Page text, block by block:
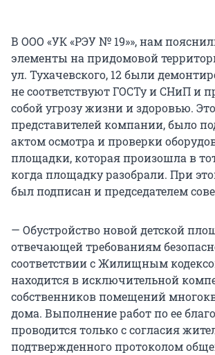
В ООО «УК «РЭУ № 19»», нам
элементы на придомовой
ул. Тухачевского, 12 были
не соответствуют ГОСТу и СНиП и
собой угрозу жизни и здоровью.
представителей компании, было
актом осмотра и проверки
площадки, которая произошла в
когда площадку разобрали. При
был подписан и председателем
— Обустройство новой детской
отвечающей требованиям
соответствии с Жилищным
находится в исключительной
собственников помещений
дома. Выполнение работ по ее
проводится только с согласия
подтвержденного протоколом